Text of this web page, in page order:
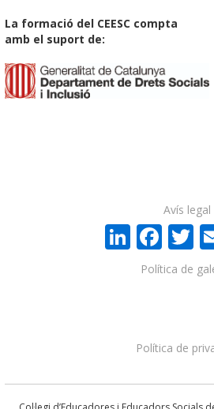
La formació del CEESC compta
amb el suport de:
Política de
Política de
Avís legal